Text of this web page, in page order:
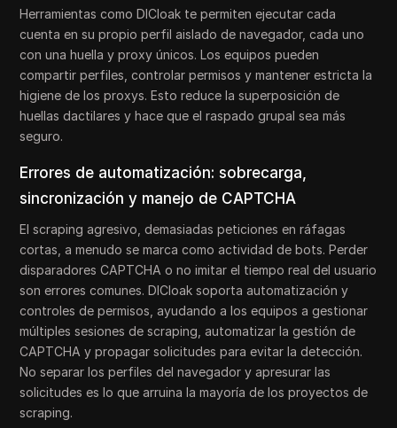
Herramientas como DICloak te permiten ejecutar cada
cuenta en su propio perfil aislado de navegador, cada uno
con una huella y proxy únicos. Los equipos pueden
compartir perfiles, controlar permisos y mantener estricta la
higiene de los proxys. Esto reduce la superposición de
huellas dactilares y hace que el raspado grupal sea más
seguro.
Errores de automatización: sobrecarga,
sincronización y manejo de CAPTCHA
El scraping agresivo, demasiadas peticiones en ráfagas
cortas, a menudo se marca como actividad de bots. Perder
disparadores CAPTCHA o no imitar el tiempo real del usuario
son errores comunes. DICloak soporta automatización y
controles de permisos, ayudando a los equipos a gestionar
múltiples sesiones de scraping, automatizar la gestión de
CAPTCHA y propagar solicitudes para evitar la detección.
No separar los perfiles del navegador y apresurar las
solicitudes es lo que arruina la mayoría de los proyectos de
scraping.